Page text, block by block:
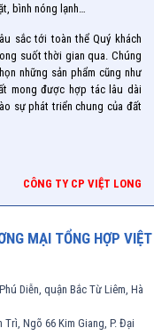
bình nóng lạnh…
sắc tới toàn thể Quý khách
suốt thời gian qua. Chúng
những sản phẩm cũng như
mong được hợp tác lâu dài
sự phát triển chung của đất
CÔNG TY CP VIỆT LONG
MẠI TỔNG HỢP VIỆT
Diễn, quận Bắc Từ Liêm, Hà
Trì, Ngõ 66 Kim Giang, P. Đại